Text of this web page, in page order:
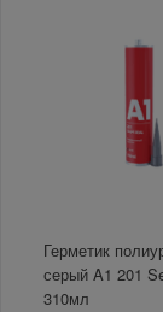
Герметик
серый A1 201
310мл